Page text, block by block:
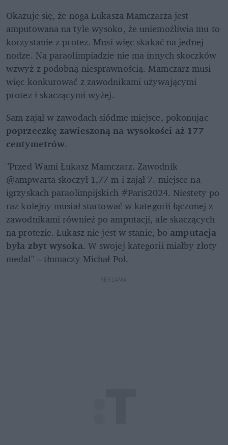
Okazuje się, że noga Łukasza Mamczarza jest
amputowana na tyle wysoko, że uniemożliwia mu to
korzystanie z protez. Musi więc skakać na jednej
nodze. Na paraolimpiadzie nie ma innych skoczków
wzwyż z podobną niesprawnością. Mamczarz musi
więc konkurować z zawodnikami używającymi
protez i skaczącymi wyżej.
Sam zajął w zawodach siódme miejsce, pokonując
poprzeczkę zawieszoną na wysokości aż 177
centymetrów.
"Przed Wami Łukasz Mamczarz. Zawodnik
@ampwarta skoczył 1,77 m i zajął 7. miejsce na
igrzyskach paraolimpijskich #Paris2024. Niestety po
raz kolejny musiał startować w kategorii łączonej z
zawodnikami również po amputacji, ale skaczących
na protezie. Łukasz nie jest w stanie, bo amputacja
była zbyt wysoka. W swojej kategorii miałby złoty
medal" – tłumaczy Michał Pol.
REKLAMA